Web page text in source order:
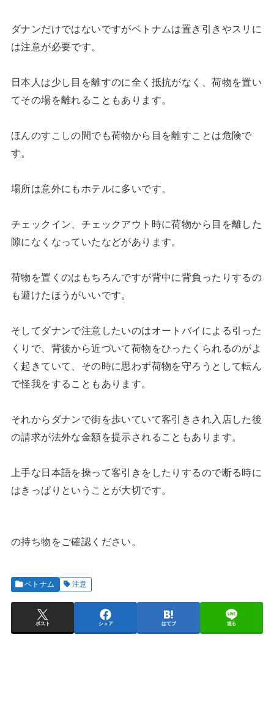
ダナンだけではないですがベトナムは置き引きやスリに
は注意が必要です。
日本人は少し目を離すのに全く抵抗がなく、荷物を置い
てその場を離れることもあります。
ほんのすこしの間でも荷物から目を離すことは危険で
す。
場所は意外にもホテルに多いです。
チェックイン、チェックアウト時に荷物から目を離した
隙になくなっていたなどがあります。
荷物を置くのはもちろんですが背中に背負ったりするの
も避けたほうがいいです。
そしてダナンで注意したいのはオートバイによる引った
くりで、背後から近づいて荷物をひったくられるのがよ
く起きていて、その時に思わず荷物を守ろうとして転ん
で怪我をすることもあります。
それからダナンで街を歩いていて客引きされ入店した後
の請求が法外な金額を提示されることもあります。
上手な日本語を操って客引きをしたりするので断る時に
はきっぱりということが大切です。
の持ち物をご確認ください。
ベトナム 注意
ポスト シェア はてブ 送る